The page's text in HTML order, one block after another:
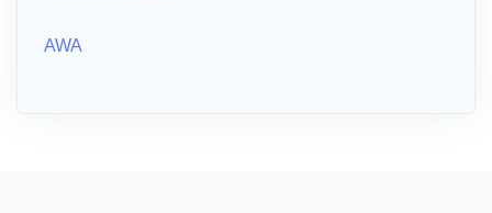
AWA